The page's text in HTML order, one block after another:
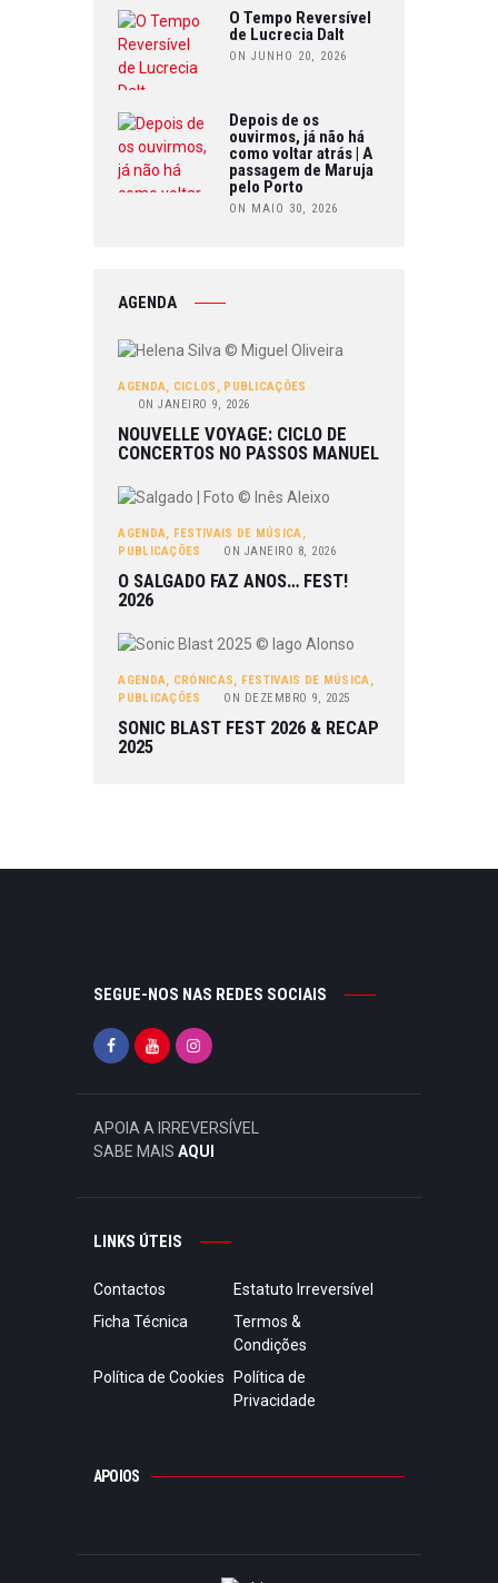
O Tempo Reversível
de Lucrecia Dalt
ON JUNHO 20, 2026
Depois de os
ouvirmos, já não há
como voltar atrás | A
passagem de Maruja
pelo Porto
ON MAIO 30, 2026
AGENDA
AGENDA, CICLOS , PUBLICAÇÕES
ON JANEIRO 9, 2026
NOUVELLE VOYAGE: CICLO DE
CONCERTOS NO PASSOS MANUEL
AGENDA, FESTIVAIS DE MÚSICA,
PUBLICAÇÕES
ON JANEIRO 8, 2026
O SALGADO FAZ ANOS… FEST!
2026
AGENDA, CRÓNICAS, FESTIVAIS DE MÚSICA,
PUBLICAÇÕES
ON DEZEMBRO 9, 2025
SONIC BLAST FEST 2026 & RECAP
2025
SEGUE-NOS NAS REDES SOCIAIS
APOIA A IRREVERSÍVEL
SABE MAIS AQUI
LINKS ÚTEIS
Contactos
Estatuto Irreversível
Ficha Técnica
Termos &
Condições
Política de Cookies
Política de
Privacidade
APOIOS